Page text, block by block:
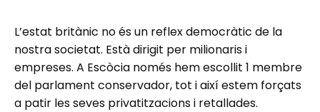
L’estat britànic no és un reflex democràtic de la
nostra societat. Està dirigit per milionaris i
empreses. A Escòcia només hem escollit 1 membre
del parlament conservador, tot i així estem forçats
a patir les seves privatitzacions i retallades.